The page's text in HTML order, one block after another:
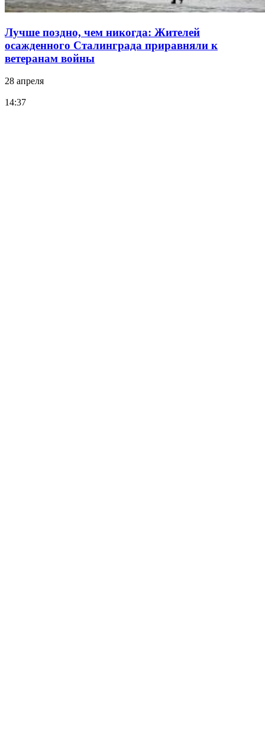
Лучше поздно, чем никогда: Жителей
осажденного Сталинграда приравняли к
ветеранам войны
28 апреля
14:37